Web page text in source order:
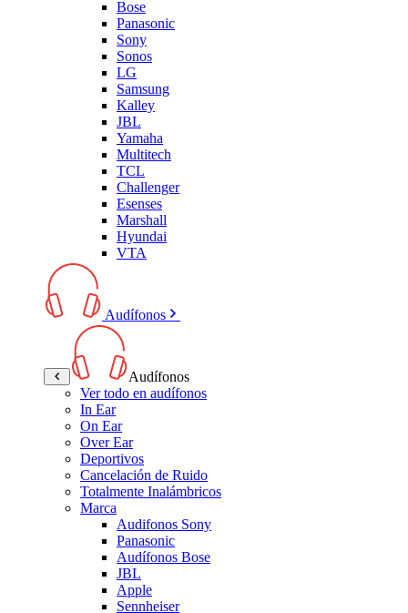
Bose
Panasonic
Sony
Sonos
LG
Samsung
Kalley
JBL
Yamaha
Multitech
TCL
Challenger
Esenses
Marshall
Hyundai
VTA
Audífonos
Audífonos
Ver todo en audífonos
In Ear
On Ear
Over Ear
Deportivos
Cancelación de Ruido
Totalmente Inalámbricos
Marca
Audifonos Sony
Panasonic
Audífonos Bose
JBL
Apple
Sennheiser